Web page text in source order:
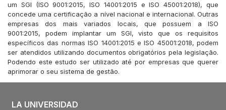
um SGI (ISO 9001:2015, ISO 14001:2015 e ISO 45001:2018), que
concede uma certificação a nível nacional e internacional. Outras
empresas dos mais variados locais, que possuem a ISO
9001:2015, podem implantar um SGI, visto que os requisitos
específicos das normas ISO 14001:2015 e ISO 45001:2018, podem
ser atendidos utilizando documentos obrigatórios pela legislação.
Podendo este estudo ser utilizado até por empresas que querer
aprimorar o seu sistema de gestão.
LA UNIVERSIDAD